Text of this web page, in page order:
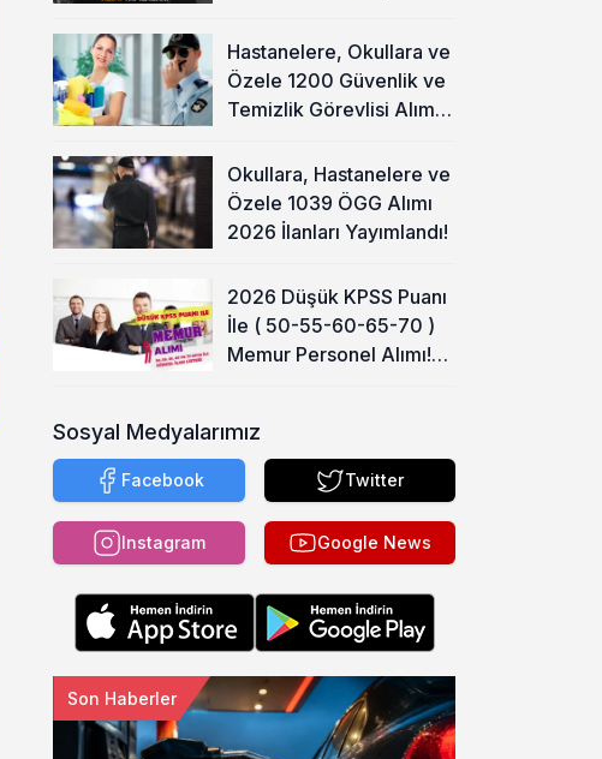
Hastanelere, Okullara ve
Özele 1200 Güvenlik ve
Temizlik Görevlisi Alımı
Okullara, Hastanelere ve
Özele 1039 ÖGG Alımı
2026 İlanları Yayımlandı!
2026 Düşük KPSS Puanı
İle ( 50-55-60-65-70 )
Memur Personel Alımı!
Sosyal Medyalarımız
Facebook Twitter
Instagram Google News
Son Haberler